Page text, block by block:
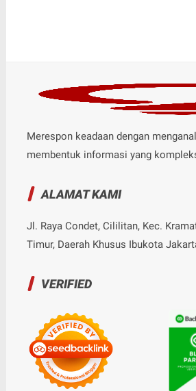
Merespon keadaan dengan
membentuk informasi yang
ALAMAT KAMI
Jl. Raya Condet, Cililitan, Kec.
Timur, Daerah Khusus Ibukota
VERIFIED